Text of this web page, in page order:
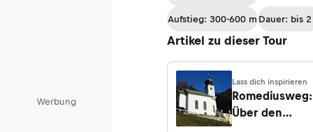
Werbung
Aufstieg: 300-600 m Dauer: bis
Artikel zu dieser Tour
Lass dich inspirieren
Romediusweg:
Über den